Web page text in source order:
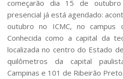
começarão dia 15 de
presencial já está agendado:
outubro no ICMC, no campus
Conhecida como a capital da
localizada no centro do Estado
quilômetros da capital
Campinas e 101 de Ribeirão Preto.